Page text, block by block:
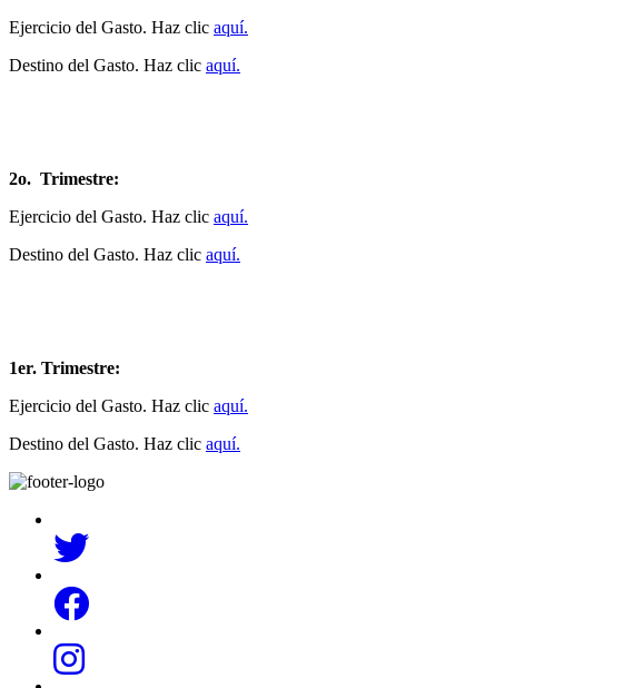
Ejercicio del Gasto. Haz clic aquí.
Destino del Gasto. Haz clic aquí.
2o. Trimestre:
Ejercicio del Gasto. Haz clic aquí.
Destino del Gasto. Haz clic aquí.
1er. Trimestre:
Ejercicio del Gasto. Haz clic aquí.
Destino del Gasto. Haz clic aquí.